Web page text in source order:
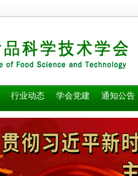
行业动态 学会党建 通知公告